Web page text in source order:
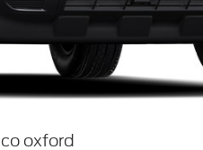
oxford